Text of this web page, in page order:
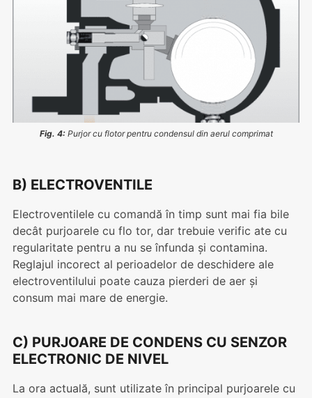
Fig. 4:Purjor cu flotor pentru condensul din aerul comprimat
B) ELECTROVENTILE
Electroventilele cu comandă în timp sunt mai fia bile
decât purjoarele cu flo tor, dar trebuie verific ate cu
regularitate pentru a nu se înfunda și contamina.
Reglajul incorect al perioadelor de deschidere ale
electroventilului poate cauza pierderi de aer și
consum mai mare de energie.
C) PURJOARE DE CONDENS CU SENZOR
ELECTRONIC DE NIVEL
La ora actuală, sunt utilizate în principal purjoarele cu